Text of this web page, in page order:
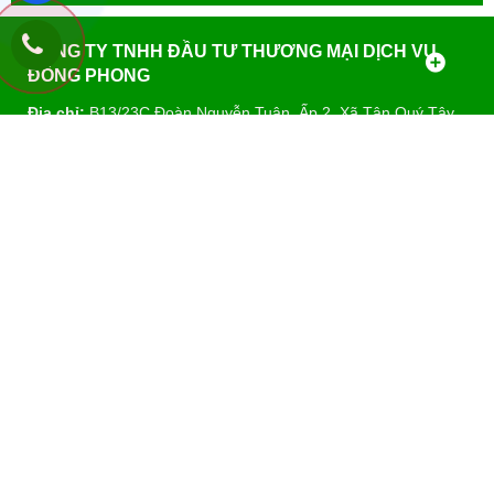
CÔNG TY TNHH ĐẦU TƯ THƯƠNG MẠI DỊCH VỤ
ĐÔNG PHONG
Địa chỉ:B13/23C Đoàn Nguyễn Tuân, Ấp 2, Xã Tân Quý Tây,